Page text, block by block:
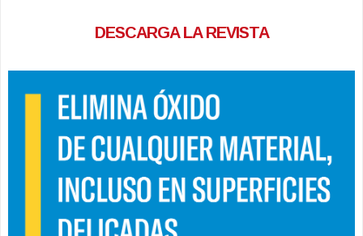
DESCARGA LA REVISTA